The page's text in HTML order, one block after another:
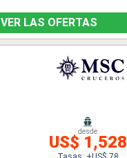
VER LAS OFERTAS
desde
US$ 1,528